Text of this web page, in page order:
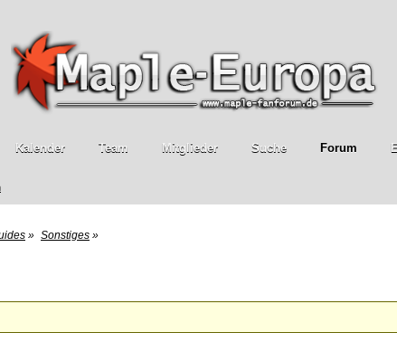
Kalender Team Mitglieder Suche Forum
» Sonstiges »